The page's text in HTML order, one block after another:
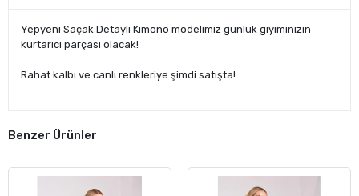
Yepyeni Saçak Detaylı Kimono modelimiz günlük giyiminizin
kurtarıcı parçası olacak!
Rahat kalbı ve canlı renkleriye şimdi satışta!
Benzer Ürünler